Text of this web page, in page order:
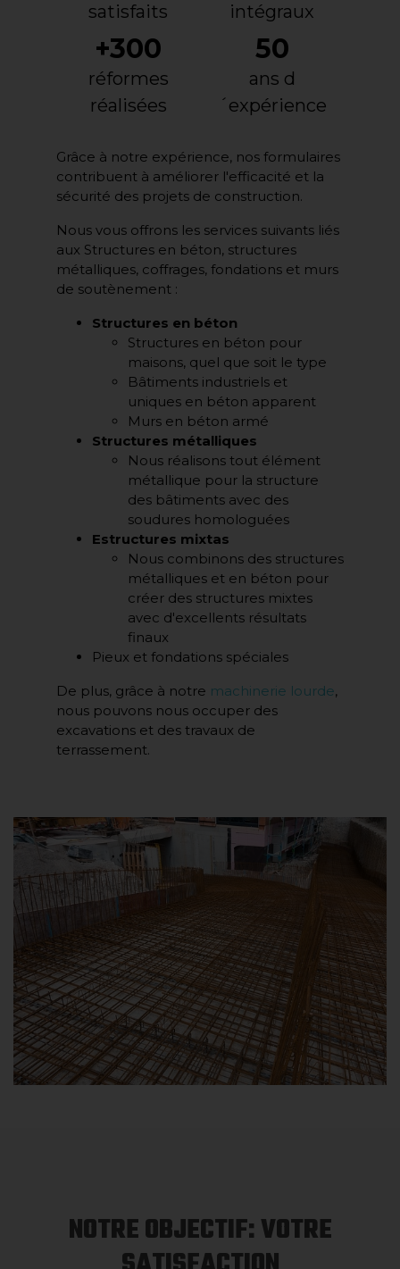
satisfaits
intégraux
+300
réformes
réalisées
50
ans d
´expérience
Grâce à notre expérience, nos formulaires
contribuent à améliorer l'efficacité et la
sécurité des projets de construction.
Nous vous offrons les services suivants liés
aux Structures en béton, structures
métalliques, coffrages, fondations et murs
de soutènement :
Structures en béton
Structures en béton pour
maisons, quel que soit le type
Bâtiments industriels et
uniques en béton apparent
Murs en béton armé
Structures métalliques
Nous réalisons tout élément
métallique pour la structure
des bâtiments avec des
soudures homologuées
Estructures mixtas
Nous combinons des structures
métalliques et en béton pour
créer des structures mixtes
avec d'excellents résultats
finaux
Pieux et fondations spéciales
De plus, grâce à notre machinerie lourde,
nous pouvons nous occuper des
excavations et des travaux de
terrassement.
NOTRE OBJECTIF: VOTRE